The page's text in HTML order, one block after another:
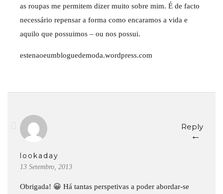
as roupas me permitem dizer muito sobre mim. É de facto
necessário repensar a forma como encaramos a vida e
aquilo que possuimos – ou nos possui.
estenaoeumbloguedemoda.wordpress.com
lookaday
13 Setembro, 2013
Reply
←
Obrigada! 😀 Há tantas perspetivas a poder abordar-se